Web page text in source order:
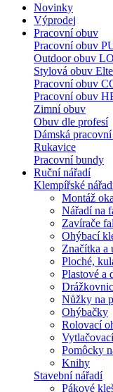
Novinky
Výprodej
Pracovní obuv
Pracovní obuv
Outdoor obuv
Stylová obuv
Pracovní obuv
Pracovní obuv
Zimní obuv
Obuv dle profesí
Dámská
Rukavice
Pracovní bundy
Ruční nářadí
Klempířské
Montáž
Nářadí na
Zavírače
Ohýbací
Značítka a
Ploché,
Plastové a
Nůžky na
Ohýbačky
Rolovací
Pomôcky
Knihy
Stavební nářadí
Pákové